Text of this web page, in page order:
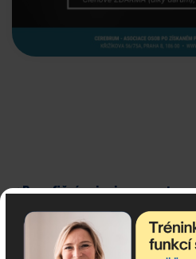
< Benefiční spinning maraton